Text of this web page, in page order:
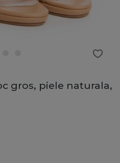
gros, piele naturala,